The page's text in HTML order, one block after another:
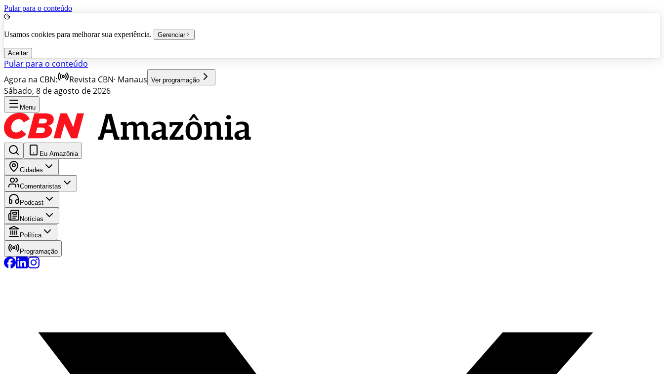
Pular para o conteúdo
Usamos cookies para melhorar sua experiência. Gerenciar
Aceitar
Pular para o conteúdo
Agora na CBN:
Revista CBN· Manaus Ver programação
Sábado, 8 de agosto de 2026
Menu
Eu Amazônia
Cidades
Comentaristas
Podcast
Notícias
Política
Programação